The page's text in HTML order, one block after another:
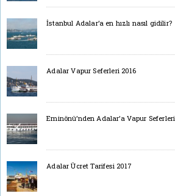
İstanbul Adalar’a en hızlı nasıl gidilir?
Adalar Vapur Seferleri 2016
Eminönü’nden Adalar’a Vapur Seferleri
Adalar Ücret Tarifesi 2017